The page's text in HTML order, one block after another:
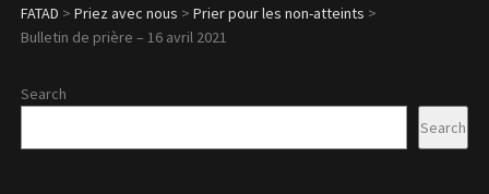
FATAD > Priez avec nous > Prier pour les non-atteints >
Bulletin de prière – 16 avril 2021
Search
Search